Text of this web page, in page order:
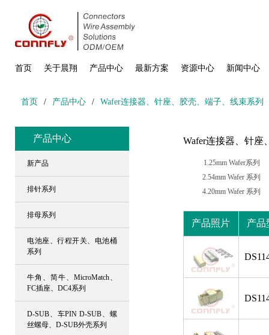
首页 关于晨翔 产品中心 最新方案 资源中心 新闻中心
首页 / 产品中心 / Wafer连接器、针座、胶壳、端子、线束系列
产品中心
新产品
排针系列
排母系列
电池座、行程开关、电池桶
系列
牛角、简牛、MicroMatch、
FC插座、DC4系列
D-SUB、车PIN D-SUB、螺
丝螺母、D-SUB外壳系列
Wafer连接器、针座
1.25mm Wafer系列
2.54mm Wafer 系列
4.20mm Wafer 系列
产品照片 产品